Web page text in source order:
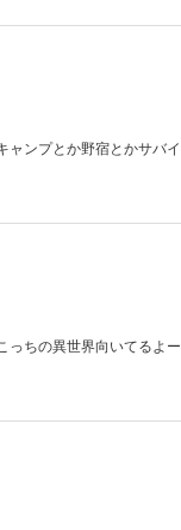
ンプとか野宿とかサバ
ちの異世界向いてるよ